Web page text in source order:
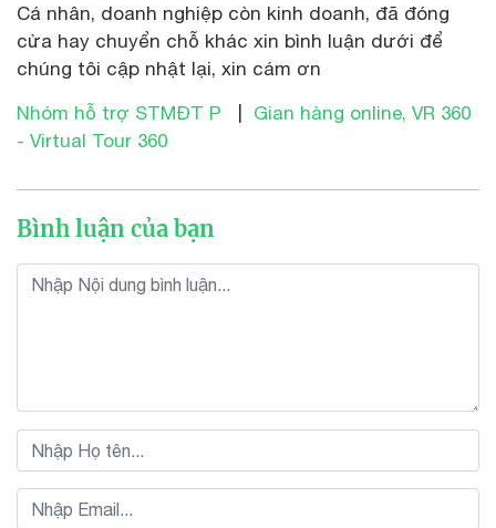
Cá nhân, doanh nghiệp còn kinh doanh, đã đóng
cửa hay chuyển chỗ khác xin bình luận dưới để
chúng tôi cập nhật lại, xin cám ơn
Nhóm hỗ trợ STMĐT P
Gian hàng online, VR 360
- Virtual Tour 360
Bình luận của bạn